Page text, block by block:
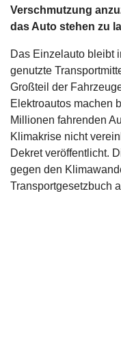
Verschmutzung
das Auto stehen zu
Das Einzelauto bleibt
genutzte
Großteil der
Elektroautos machen
Millionen fahrenden
Klimakrise nicht
Dekret veröffentlicht.
gegen den
Transportgesetzbuch